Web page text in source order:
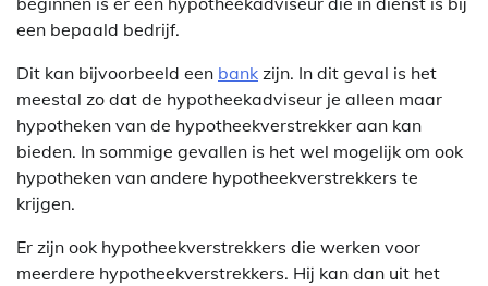
een bepaald bedrijf.
Dit kan bijvoorbeeld een bank zijn. In dit geval is het
meestal zo dat de hypotheekadviseur je alleen maar
hypotheken van de hypotheekverstrekker aan kan
bieden. In sommige gevallen is het wel mogelijk om ook
hypotheken van andere hypotheekverstrekkers te
krijgen.
Er zijn ook hypotheekverstrekkers die werken voor
meerdere hypotheekverstrekkers. Hij kan dan uit het